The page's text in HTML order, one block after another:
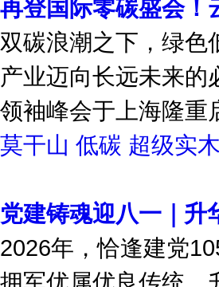
再登国际零碳盛会！
双碳浪潮之下，绿色
产业迈向长远未来的
领袖峰会于上海隆重
莫干山 低碳 超级实
党建铸魂迎八一｜升
2026年，恰逢建党